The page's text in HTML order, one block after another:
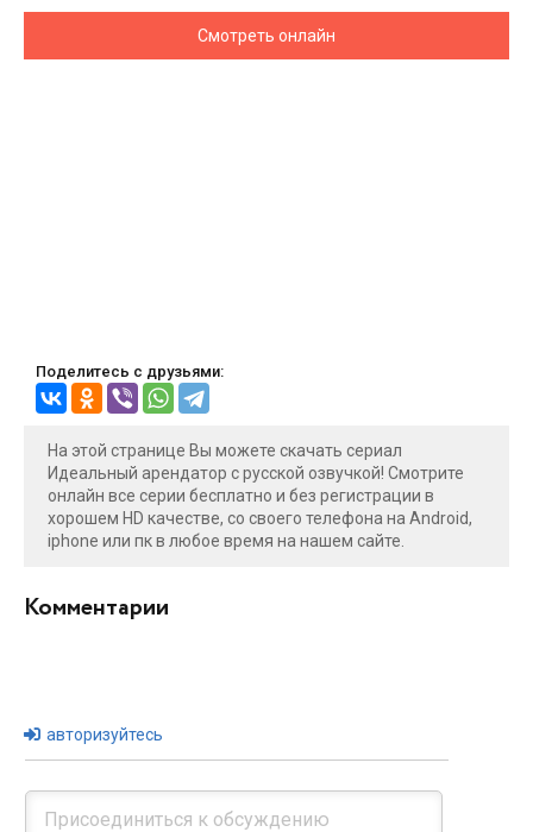
Смотреть онлайн
Поделитесь с друзьями:
На этой странице Вы можете скачать сериал
Идеальный арендатор с русской озвучкой! Смотрите
онлайн все серии бесплатно и без регистрации в
хорошем HD качестве, со своего телефона на Android,
iphone или пк в любое время на нашем сайте.
Комментарии
авторизуйтесь